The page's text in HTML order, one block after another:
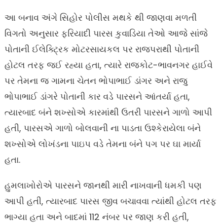
આ બનાવ અંગે સિહોર પોલીસ મથકે થી જાણવા મળતી
વિગતો અનુસાર ફરિયાદી પારસ કુવાડિયા તેઓ આજે સાંજે
પોતાની ઈલેક્ટ્રિક મોટરસાયકલ પર રાજપરાથી પોતાની
હોટલ તરફ જઈ રહ્યા હતા, ત્યારે રાજકોટ-ભાવનગર હાઈવે
પર તેમના જ ગામના ચેતન ભોપાભાઈ ડાંગર અને રાજુ
ભોપાભાઈ ડાંગરે પોતાની કાર વડે પારસને આંતર્યા હતા,
ત્યારબાદ બંને શખ્સોએ કારમાંથી ઉતરી પારસને ગાળો આપી
હતી, પારસએ ગાળો બોલવાની ના પાડતા ઉશ્કેરાયેલા બંને
શખ્સોએ લોખંડના પાઇપ વડે તેમના બંને પગ પર ઘા માર્યા
હતા.
હુમલાખોરોએ પારસને જાનથી મારી નાખવાની ધમકી પણ
આપી હતી, ત્યારબાદ પારસ જીવ બચાવવા ત્યાંથી હોટલ તરફ
ભાગ્યા હતા અને બાદમાં 112 નંબર પર જાણ કરી હતી,